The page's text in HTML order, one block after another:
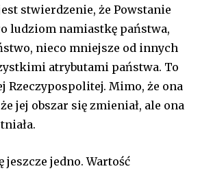
stwierdzenie, że Powstanie
ludziom namiastkę państwa,
nieco mniejsze od innych
atrybutami państwa. To
Rzeczypospolitej. Mimo, że ona
jej obszar się zmieniał, ale ona
jeszcze jedno. Wartość